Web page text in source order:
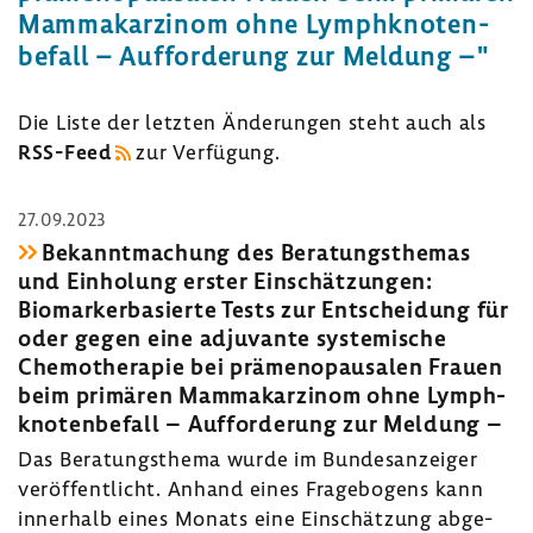
Mamma­kar­zinom ohne Lymph­kno­ten­
be­fall – Auffor­de­rung zur Meldung –"
Die Liste der letzten Ände­rungen steht auch als
RSS-​Feed
zur Verfü­gung.
27.09.2023
Bekannt­ma­chung des Bera­tungs­themas
und Einho­lung erster Einschät­zungen:
Biomar­ker­ba­sierte Tests zur Entschei­dung für
oder gegen eine adju­vante syste­mi­sche
Chemo­the­rapie bei prämeno­pau­salen Frauen
beim primären Mamma­kar­zinom ohne Lymph­
kno­ten­be­fall – Auffor­de­rung zur Meldung –
Das Bera­tungs­thema wurde im Bundes­an­zeiger
veröf­fent­licht. Anhand eines Frage­bo­gens kann
inner­halb eines Monats eine Einschät­zung abge­